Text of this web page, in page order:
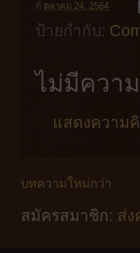
ที่ ตุลาคม 24, 2564
ป้ายกำกับ:
ไม่มีควา
แสดงความ
บทความใหม่กว่า
สมัครสมาชิก: ส่ง